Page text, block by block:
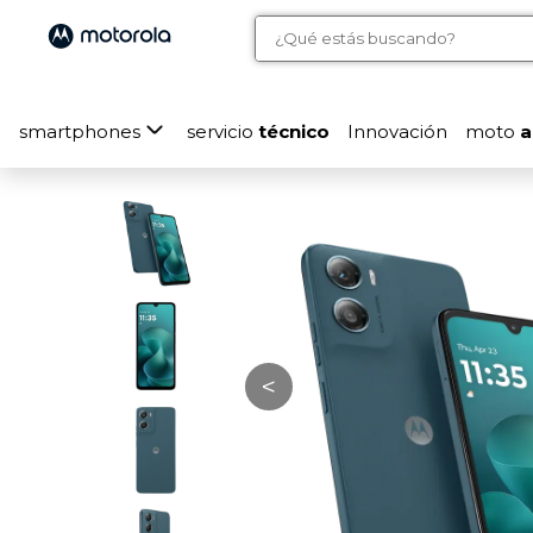
smartphones servicio técnico Innovación moto
<